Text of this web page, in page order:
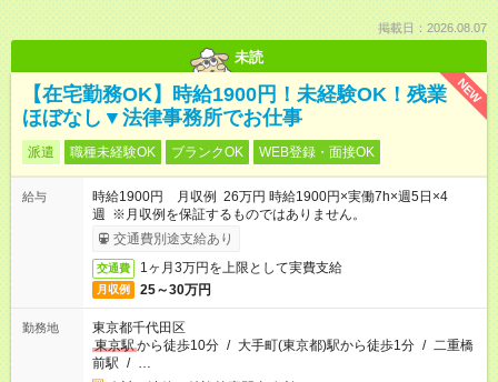
掲載日：2026.08.07
未読
NEW
【在宅勤務OK】時給1900円！未経験OK！残業
ほぼなし▼法律事務所でお仕事
派遣 職種未経験OK ブランクOK WEB登録・面接OK
給与
時給1900円 月収例 26万円 時給1900円×実働7h×週5日×4
週 ※月収例を保証するものではありません。
交通費別途支給あり
交通費 1ヶ月3万円を上限として実費支給
月収例 25～30万円
勤務地
東京都千代田区
東京駅から徒歩10分 / 大手町(東京都)駅から徒歩1分 / 二重橋
前駅 / …